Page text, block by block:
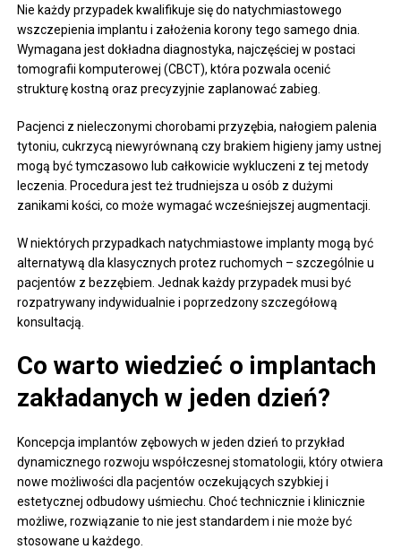
Nie każdy przypadek kwalifikuje się do natychmiastowego
wszczepienia implantu i założenia korony tego samego dnia.
Wymagana jest dokładna diagnostyka, najczęściej w postaci
tomografii komputerowej (CBCT), która pozwala ocenić
strukturę kostną oraz precyzyjnie zaplanować zabieg.
Pacjenci z nieleczonymi chorobami przyzębia, nałogiem palenia
tytoniu, cukrzycą niewyrównaną czy brakiem higieny jamy ustnej
mogą być tymczasowo lub całkowicie wykluczeni z tej metody
leczenia. Procedura jest też trudniejsza u osób z dużymi
zanikami kości, co może wymagać wcześniejszej augmentacji.
W niektórych przypadkach natychmiastowe implanty mogą być
alternatywą dla klasycznych protez ruchomych – szczególnie u
pacjentów z bezzębiem. Jednak każdy przypadek musi być
rozpatrywany indywidualnie i poprzedzony szczegółową
konsultacją.
Co warto wiedzieć o implantach
zakładanych w jeden dzień?
Koncepcja implantów zębowych w jeden dzień to przykład
dynamicznego rozwoju współczesnej stomatologii, który otwiera
nowe możliwości dla pacjentów oczekujących szybkiej i
estetycznej odbudowy uśmiechu. Choć technicznie i klinicznie
możliwe, rozwiązanie to nie jest standardem i nie może być
stosowane u każdego.